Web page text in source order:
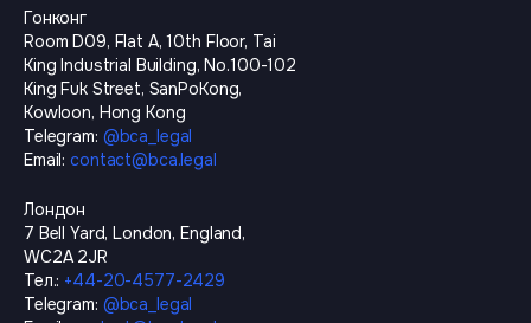
Гонконг
Room D09, Flat A, 10th Floor, Tai
King Industrial Building, No.100-102
King Fuk Street, SanPoKong,
Kowloon, Hong Kong
Telegram: @bca_legal
Email: contact@bca.legal
Лондон
7 Bell Yard, London, England,
WC2A 2JR
Тел.: +44-20-4577-2429
Telegram: @bca_legal